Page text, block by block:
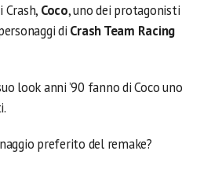
Crash, Coco, uno dei protagonisti
di Crash Team Racing
look anni ’90 fanno di Coco uno
preferito del remake?